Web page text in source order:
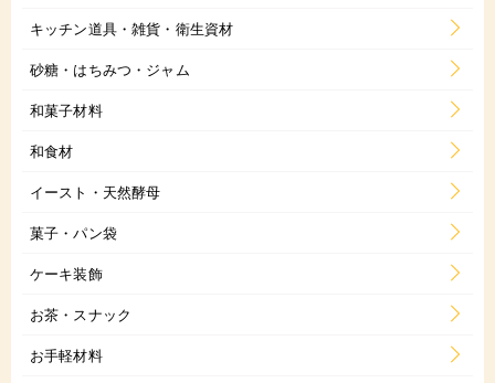
キッチン道具・雑貨・衛生資材
砂糖・はちみつ・ジャム
和菓子材料
和食材
イースト・天然酵母
菓子・パン袋
ケーキ装飾
お茶・スナック
お手軽材料